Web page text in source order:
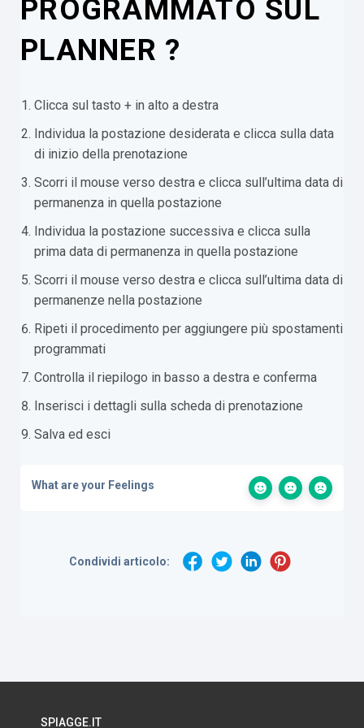
PROGRAMMATO SUL
PLANNER ?
Clicca sul tasto + in alto a destra
Individua la postazione desiderata e clicca sulla data
di inizio della prenotazione
Scorri il mouse verso destra e clicca sull’ultima data di
permanenza in quella postazione
Individua la postazione successiva e clicca sulla
prima data di permanenza in quella postazione
Scorri il mouse verso destra e clicca sull’ultima data di
permanenze nella postazione
Ripeti il procedimento per aggiungere più spostamenti
programmati
Controlla il riepilogo in basso a destra e conferma
Inserisci i dettagli sulla scheda di prenotazione
Salva ed esci
What are your Feelings
Condividi articolo:
SPIAGGE.IT